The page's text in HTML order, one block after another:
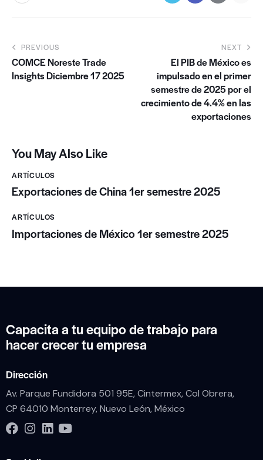
PREVIOUS
COMCE Noreste Trade
Insights Diciembre 17 2025
NEXT
El PIB de México es
impulsado en el primer
semestre de 2025 por el
crecimiento de 4.4% en las
exportaciones
You May Also Like
ARTÍCULOS
Exportaciones de China 1er semestre 2025
ARTÍCULOS
Importaciones de México 1er semestre 2025
Capacita a tu equipo de trabajo para
hacer crecer tu empresa
Dirección
Av. Parque Fundidora 501 95E, Cintermex, Col Obrera,
CP 64010 Monterrey, Nuevo León, México